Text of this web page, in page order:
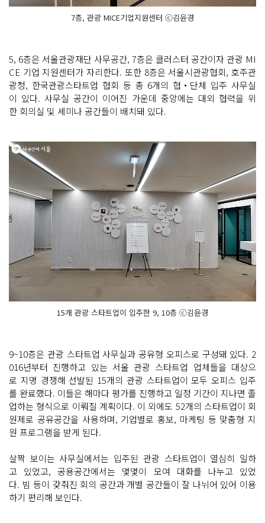
7층, 관광 MICE기업지원센터 ⓒ김윤경
5, 6층은 서울관광재단 사무공간, 7층은 클러스터 공간이자 관광 MI
CE 기업 지원센터가 자리한다. 또한 8층은 서울시관광협회, 호주관
광청, 한국관광스타트업 협회 등 총 6개의 협‧단체 입주 사무실
이 있다. 사무실 공간이 이어진 가운데 중앙에는 대외 협력을 위
한 회의실 및 세미나 공간들이 배치돼 있다.
15개 관광 스타트업이 입주한 9, 10층 ⓒ김윤경
9~10층은 관광 스타트업 사무실과 공유형 오피스로 구성돼 있다. 2
016년부터 진행하고 있는 서울 관광 스타트업 업체들을 대상으
로 지명 경쟁해 선발된 15개의 관광 스타트업이 모두 오피스 입주
를 완료했다. 이들은 해마다 평가를 진행하고 일정 기간이 지나면 졸
업하는 형식으로 이뤄질 계획이다. 이 외에도 52개의 스타트업이 회
원제로 공유공간을 사용하며, 기업별로 홍보, 마케팅 등 맞춤형 지
원 프로그램을 받게 된다.
살짝 보이는 사무실에서는 입주된 관광 스타트업이 열심히 일하
고 있었고, 공용공간에서는 몇몇이 모여 대화를 나누고 있었
다. 빔 등이 갖춰진 회의 공간과 개별 공간들이 잘 나뉘어 있어 이용
하기 편리해 보인다.